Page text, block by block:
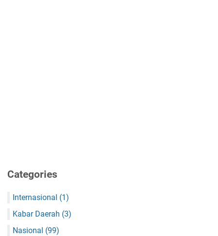
Categories
Internasional (1)
Kabar Daerah (3)
Nasional (99)